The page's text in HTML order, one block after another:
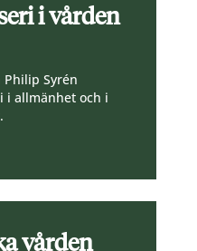
i vården
Syrén
i allmänhet och i
vården